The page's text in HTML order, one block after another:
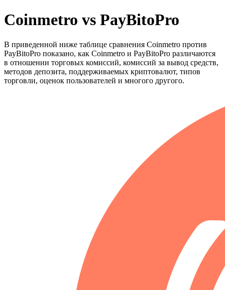
Coinmetro vs PayBitoPro
В приведенной ниже таблице сравнения Coinmetro против
PayBitoPro показано, как Coinmetro и PayBitoPro различаются
в отношении торговых комиссий, комиссий за вывод средств,
методов депозита, поддерживаемых криптовалют, типов
торговли, оценок пользователей и многого другого.